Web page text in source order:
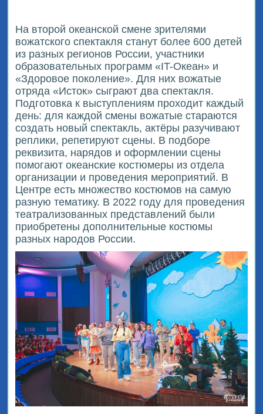
На второй океанской смене зрителями
вожатского спектакля станут более 600 детей
из разных регионов России, участники
образовательных программ «IT-Океан» и
«Здоровое поколение». Для них вожатые
отряда «Исток» сыграют два спектакля.
Подготовка к выступлениям проходит каждый
день: для каждой смены вожатые стараются
создать новый спектакль, актёры разучивают
реплики, репетируют сцены. В подборе
реквизита, нарядов и оформлении сцены
помогают океанские костюмеры из отдела
организации и проведения мероприятий. В
Центре есть множество костюмов на самую
разную тематику. В 2022 году для проведения
театрализованных представлений были
приобретены дополнительные костюмы
разных народов России.